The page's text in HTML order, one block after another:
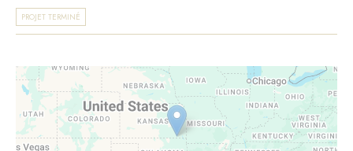
PROJET TERMINÉ